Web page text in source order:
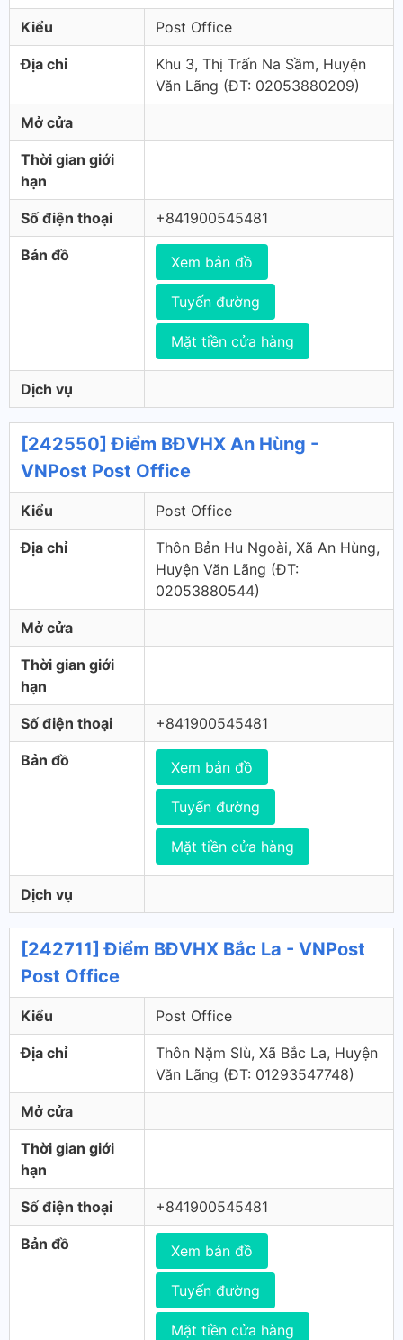
Kiểu Post Office
Địa chỉ
Khu 3, Thị Trấn Na Sầm, Huyện
Văn Lãng (ÐT: 02053880209)
Mở cửa
Thời gian giới
hạn
Số điện thoại +841900545481
Bản đồ Xem bản đồ
Tuyến đường
Mặt tiền cửa hàng
Dịch vụ
[242550] Điểm BĐVHX An Hùng -
VNPost Post Office
Kiểu Post Office
Địa chỉ
Thôn Bản Hu Ngoài, Xã An Hùng,
Huyện Văn Lãng (ÐT:
02053880544)
Mở cửa
Thời gian giới
hạn
Số điện thoại +841900545481
Bản đồ Xem bản đồ
Tuyến đường
Mặt tiền cửa hàng
Dịch vụ
[242711] Điểm BĐVHX Bắc La - VNPost
Post Office
Kiểu Post Office
Địa chỉ
Thôn Nặm Slù, Xã Bắc La, Huyện
Văn Lãng (ÐT: 01293547748)
Mở cửa
Thời gian giới
hạn
Số điện thoại +841900545481
Bản đồ Xem bản đồ
Tuyến đường
Mặt tiền cửa hàng